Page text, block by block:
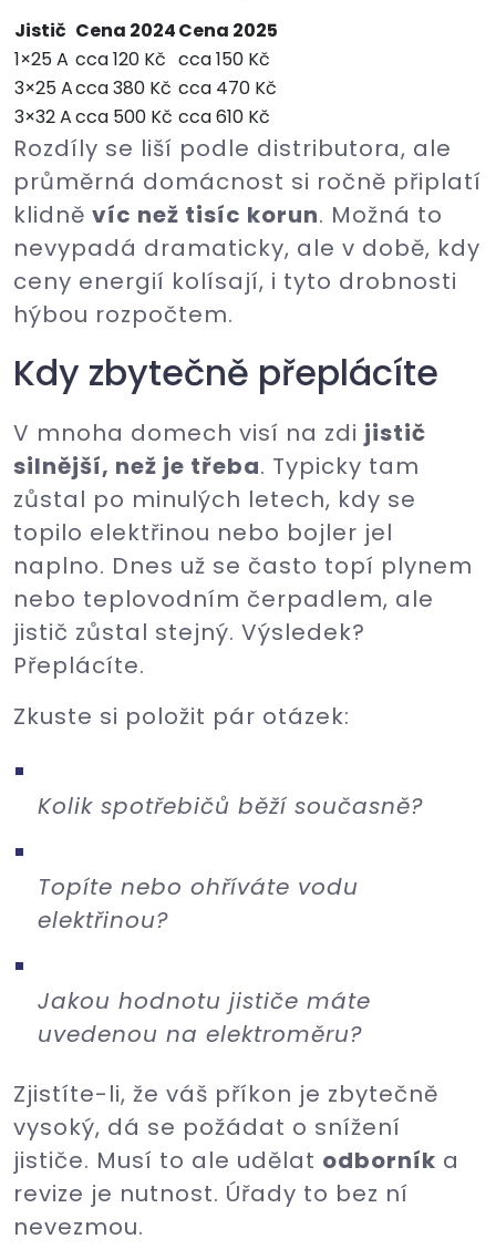
Jistič Cena 2024Cena 2025
1×25 A cca 120 Kč cca 150 Kč
3×25 Acca 380 Kč cca 470 Kč
3×32 Acca 500 Kč cca 610 Kč
Rozdíly se liší podle distributora, ale
průměrná domácnost si ročně připlatí
klidně víc než tisíc korun. Možná to
nevypadá dramaticky, ale v době, kdy
ceny energií kolísají, i tyto drobnosti
hýbou rozpočtem.
Kdy zbytečně přeplácíte
V mnoha domech visí na zdi jistič
silnější, než je třeba. Typicky tam
zůstal po minulých letech, kdy se
topilo elektřinou nebo bojler jel
naplno. Dnes už se často topí plynem
nebo teplovodním čerpadlem, ale
jistič zůstal stejný. Výsledek?
Přeplácíte.
Zkuste si položit pár otázek:
Kolik spotřebičů běží současně?
Topíte nebo ohříváte vodu
elektřinou?
Jakou hodnotu jističe máte
uvedenou na elektroměru?
Zjistíte-li, že váš příkon je zbytečně
vysoký, dá se požádat o snížení
jističe. Musí to ale udělat odborník a
revize je nutnost. Úřady to bez ní
nevezmou.